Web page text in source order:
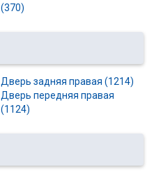
(370)
Дверь задняя правая (1214)
Дверь передняя правая
(1124)